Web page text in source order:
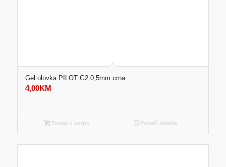
Gel olovka PILOT G2 0,5mm crna
4,00KM
Dodaj u korpu Pokaži detalje